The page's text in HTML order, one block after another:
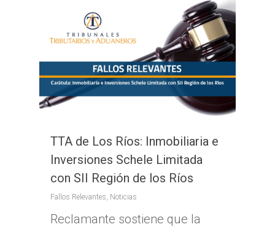
TTA de Los Ríos: Inmobiliaria e
Inversiones Schele Limitada
con SII Región de los Ríos
Fallos Relevantes, Noticias
Reclamante sostiene que la